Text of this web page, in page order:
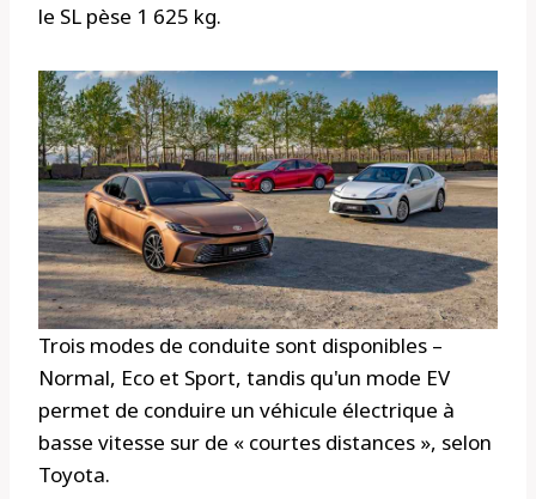
le SL pèse 1 625 kg.
Trois modes de conduite sont disponibles –
Normal, Eco et Sport, tandis qu'un mode EV
permet de conduire un véhicule électrique à
basse vitesse sur de « courtes distances », selon
Toyota.